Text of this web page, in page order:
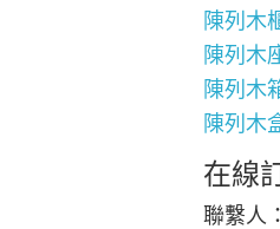
陳列木
陳列木
陳列木
陳列木
在線
聯繫人